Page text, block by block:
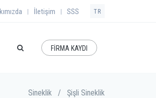
| İletişim | SSS TR
FİRMA KAYDI
Sineklik / Şişli Sineklik